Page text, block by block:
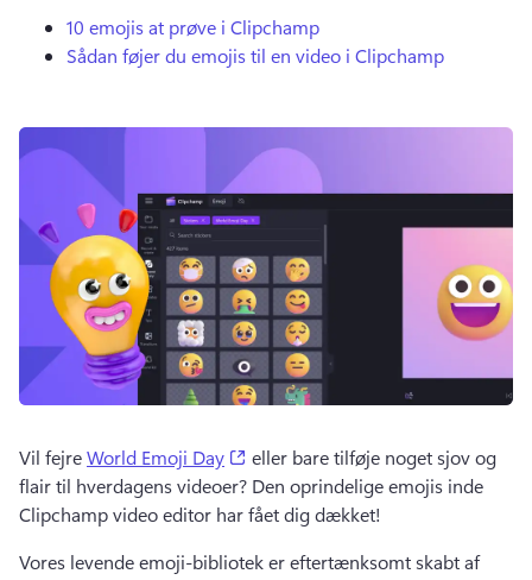
10 emojis at prøve i Clipchamp
Sådan føjer du emojis til en video i Clipchamp
Vil fejre World Emoji Day (opens in a new tab)
eller bare tilføje noget sjov og
flair til hverdagens videoer? Den oprindelige emojis inde
Clipchamp video editor har fået dig dækket!
Vores levende emoji-bibliotek er eftertænksomt skabt af